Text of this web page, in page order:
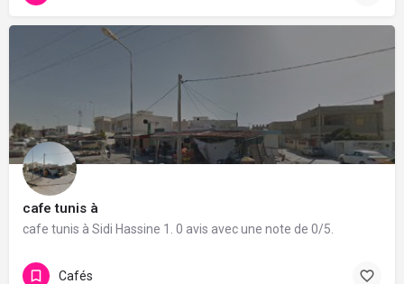
cafe tunis à
cafe tunis à Sidi Hassine 1. 0 avis avec une note de 0/5.
Cafés